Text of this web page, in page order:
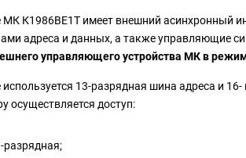
МК К1986ВЕ1Т имеет внешний асинхронный
адреса и данных, а также управляющие
управляющего устройства МК в
13-разрядная шина адреса и
осуществляется доступ:
разрядная;